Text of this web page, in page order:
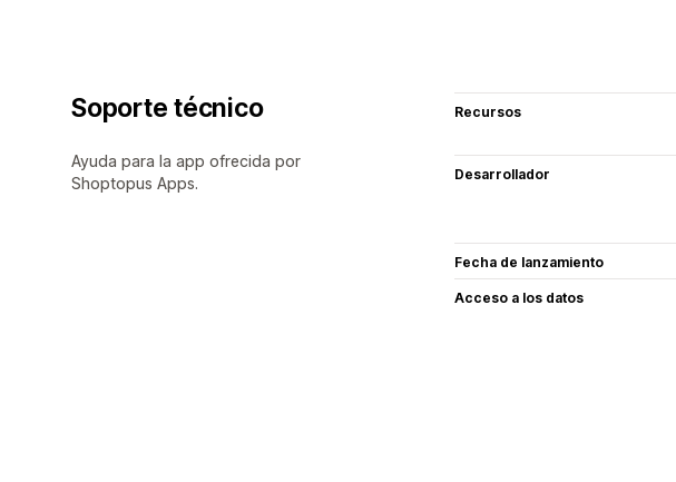
Soporte técnico
Ayuda para la app ofrecida por
Shoptopus Apps.
Recursos
Desarrollador
Fecha de lanzamiento
Acceso a los datos